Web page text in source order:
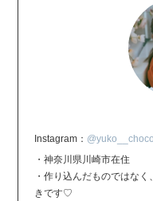
Instagram：
・神奈川県川崎市在住
・作り込んだものではな
きです♡